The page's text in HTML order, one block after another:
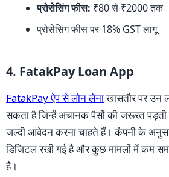
प्रोसेसिंग फीस: ₹80 से ₹2000 तक
प्रोसेसिंग फीस पर 18% GST लागू
4. FatakPay Loan App
FatakPay ऐप से लोन लेनाखासतौर पर उन
सकता है जिन्हें अचानक पैसों की जरूरत पड़ती
जल्दी आवेदन करना चाहते हैं। कंपनी के अनुसार
डिजिटल रखी गई है और कुछ मामलों में कम
है।